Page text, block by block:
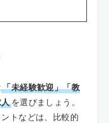
「未経験歓迎」「教
を選びましょう。
トなどは、比較的